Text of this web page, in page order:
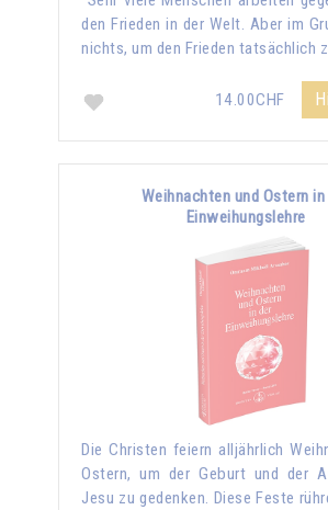
den Frieden in der Welt. Aber im
nichts, um den Frieden tatsächlich
14.00CHF
Weihnachten und Ostern in
Einweihungslehre
Die Christen feiern alljährlich
Ostern, um der Geburt und der
Jesu zu gedenken. Diese Feste